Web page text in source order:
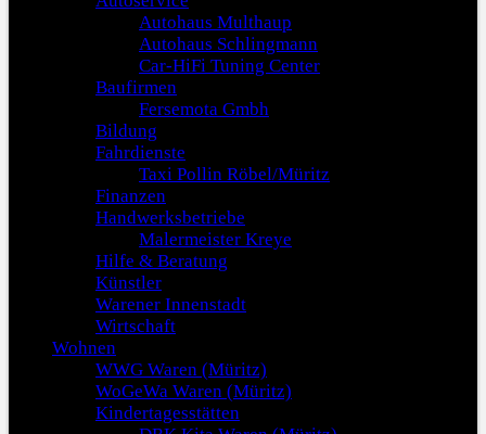
Autohaus Multhaup
Autohaus Schlingmann
Car-HiFi Tuning Center
Baufirmen
Fersemota Gmbh
Bildung
Fahrdienste
Taxi Pollin Röbel/Müritz
Finanzen
Handwerksbetriebe
Malermeister Kreye
Hilfe & Beratung
Künstler
Warener Innenstadt
Wirtschaft
Wohnen
WWG Waren (Müritz)
WoGeWa Waren (Müritz)
Kindertagesstätten